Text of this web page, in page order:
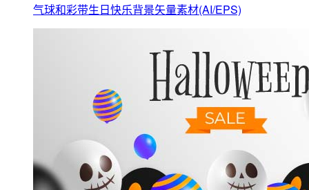
气球和彩带生日快乐背景矢量素材(AI/EPS)